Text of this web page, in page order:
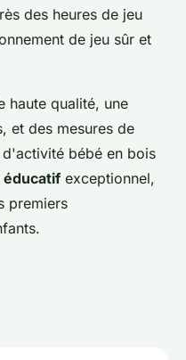
des heures de jeu
de jeu sûr et
haute qualité, une
et des mesures de
bébé en bois
éducatif exceptionnel,
premiers